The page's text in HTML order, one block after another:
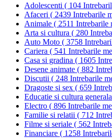
Adolescenti ( 104
Afaceri ( 2439 Intrebarile
Animale ( 2511 Intrebarile
Arta si cultura ( 280
Auto Moto ( 3758
Cariera ( 541 Intrebarile
Casa si gradina ( 1605
Desene animate ( 882
Discutii ( 248 Intrebarile
Dragoste si sex ( 659
Educatie si cultura generala
Electro ( 896 Intrebarile
Familie si relatii ( 712
Filme si seriale ( 562
Financiare ( 1258